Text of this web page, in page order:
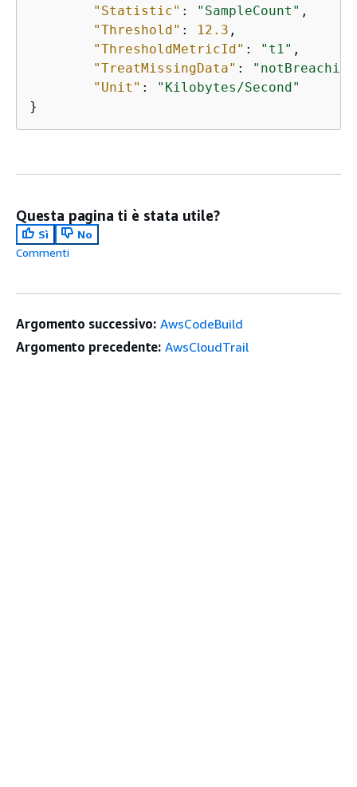
"Statistic" : "SampleCount" ,
"Threshold" : 12.3 ,
"ThresholdMetricId" : "t1" ,
"TreatMissingData" :
"Unit" :
"Kilobytes/Second"
}
Questa pagina ti è stata utile?
Sì
No
Commenti
Argomento successivo: AwsCodeBuild
Argomento precedente: AwsCloudTrail